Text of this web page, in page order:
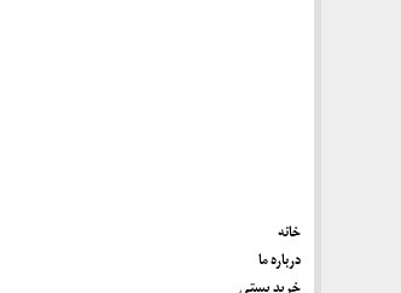
خانه
درباره ما